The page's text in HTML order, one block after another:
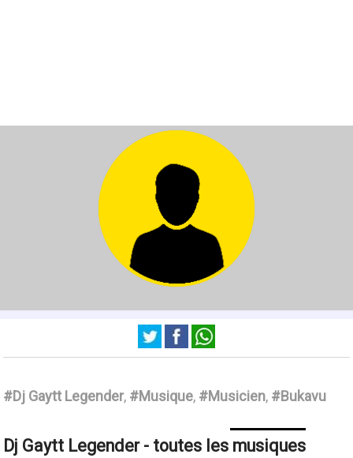
#Dj Gaytt Legender, #Musique, #Musicien, #Bukavu
Dj Gaytt Legender - toutes les musiques